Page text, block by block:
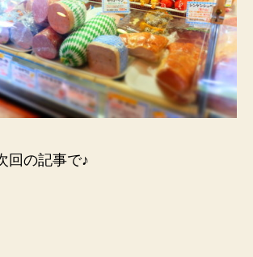
回の記事で♪